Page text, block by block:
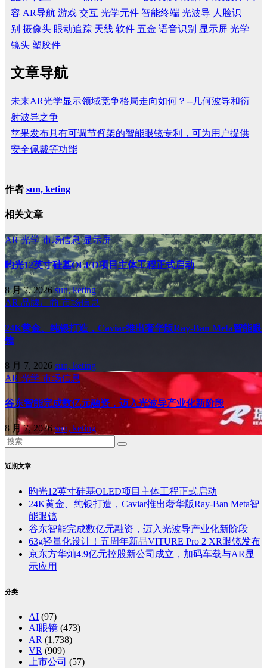
容 AR导航 游戏 交互 光学元件 智能终端 光波导 人脸识
别 摄像头 眼动追踪 天线 软件 五金 语音识别 显示屏 光学
镜头 塑胶件
文章导航
未来AR光学显示领域竞争格局走向如何？--几何波导和衍
射波导之争
苹果发布具有可调节臂架的智能眼镜专利，可为用户提供
安全佩戴等功能
作者 sun, keting
相关文章
AR光学市场信息显示屏
昀光12英寸硅基OLED项目主体工程正式启动
8 月 7, 2026sun, keting
AR 品牌厂商 市场信息
24K黄金、纯银打造，Caviar推出奢华版Ray-Ban Meta智能眼
镜
8 月 7, 2026 sun, keting
AR 光学 市场信息
谷东智能完成数亿元融资，迈入光波导产业化新阶段
8 月 7, 2026sun, keting
近期文章
昀光12英寸硅基OLED项目主体工程正式启动
24K黄金、纯银打造，Caviar推出奢华版Ray-Ban Meta智
能眼镜
谷东智能完成数亿元融资，迈入光波导产业化新阶段
63g轻量化设计！五周年新品VITURE Pro 2 XR眼镜发布
京东方华灿4.9亿元控股新公司成立，加码车载与AR显
示应用
分类
AI (97)
AI眼镜 (473)
AR (1,738)
VR (909)
上市公司 (57)